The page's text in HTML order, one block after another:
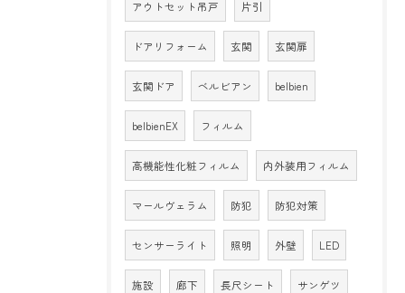
アウトセット吊戸 片引
ドアリフォーム 玄関 玄関扉
玄関ドア ベルビアン belbien
belbienEX フィルム
高機能性化粧フィルム 内外装用フィルム
マールヴェラム 防犯 防犯対策
センサーライト 照明 外壁 LED
施設 廊下 長尺シート サンゲツ